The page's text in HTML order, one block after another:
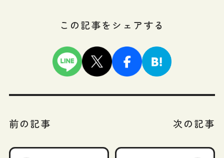
この記事をシェアする
前の記事 次の記事